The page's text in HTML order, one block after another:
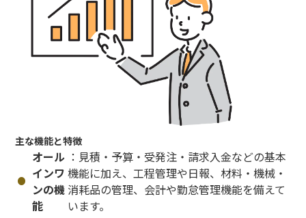
主な機能と特徴
オール
インワ
ンの機
能
：見積・予算・受発注・請求入金などの基本
機能に加え、工程管理や日報、材料・機械・
消耗品の管理、会計や勤怠管理機能を備えて
います。